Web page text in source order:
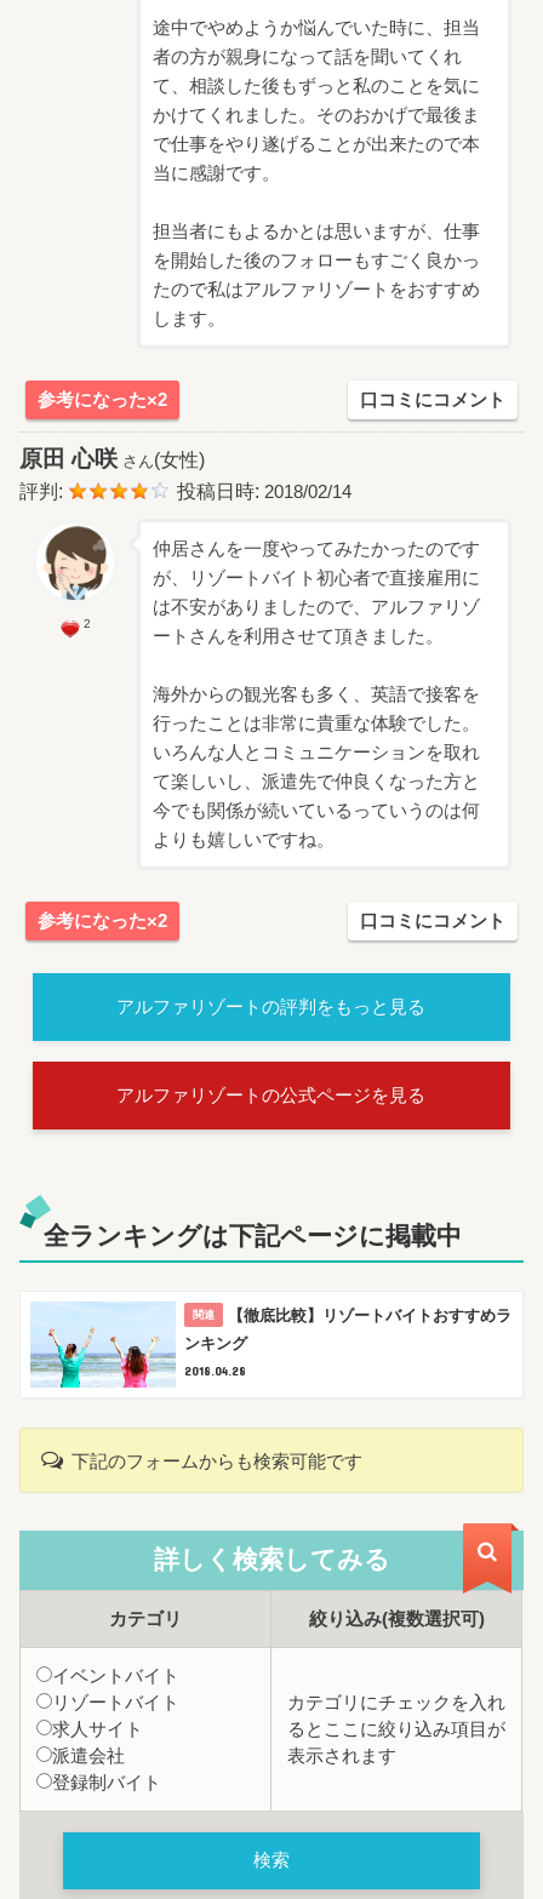
途中でやめようか悩んでいた時に、担当
者の方が親身になって話を聞いてくれ
て、相談した後もずっと私のことを気に
かけてくれました。そのおかげで最後ま
で仕事をやり遂げることが出来たので本
当に感謝です。
担当者にもよるかとは思いますが、仕事
を開始した後のフォローもすごく良かっ
たので私はアルファリゾートをおすすめ
します。
参考になった×2 口コミにコメント
原田 心咲 さん(女性)
評判:
投稿日時: 2018/02/14
2
仲居さんを一度やってみたかったのです
が、リゾートバイト初心者で直接雇用に
は不安がありましたので、アルファリゾ
ートさんを利用させて頂きました。
海外からの観光客も多く、英語で接客を
行ったことは非常に貴重な体験でした。
いろんな人とコミュニケーションを取れ
て楽しいし、派遣先で仲良くなった方と
今でも関係が続いているっていうのは何
よりも嬉しいですね。
参考になった×2 口コミにコメント
アルファリゾートの評判をもっと見る
アルファリゾートの公式ページを見る
全ランキングは下記ページに掲載中
【徹底比較】リゾートバイトおすすめラ
ンキング
2018.04.28
下記のフォームからも検索可能です
詳しく検索してみる
カテゴリ 絞り込み(複数選択可)
イベントバイト
リゾートバイト
求人サイト
派遣会社
登録制バイト
カテゴリにチェックを入れ
るとここに絞り込み項目が
表示されます